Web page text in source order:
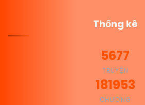
Thống kê
5677
TRUYỆN
181953
CHƯƠNG